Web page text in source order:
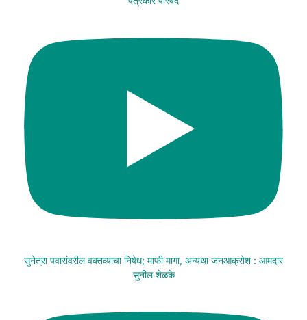
सुनेत्रा पवारांवरील वक्तव्याचा निषेध; माफी मागा, अन्यथा जनआक्रोश : आमदार
सुनील शेळके